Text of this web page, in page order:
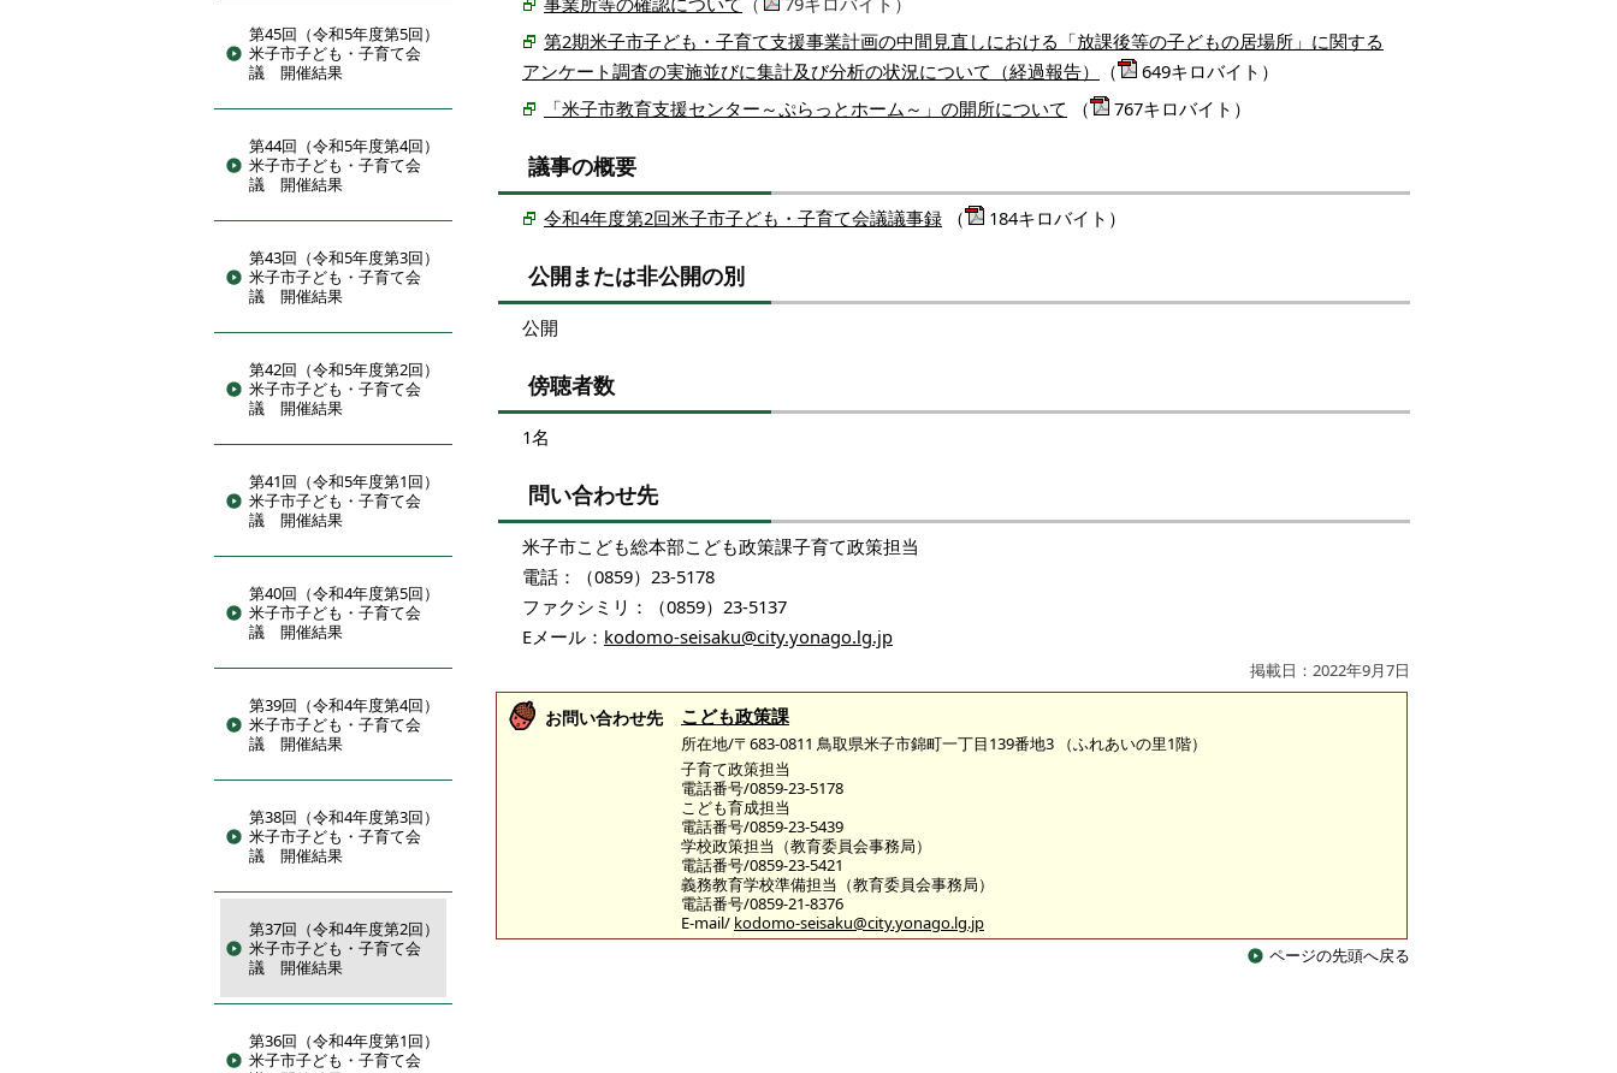
第45回（令和5年度第5回）
米子市子ども・子育て会
議 開催結果
第44回（令和5年度第4回）
米子市子ども・子育て会
議 開催結果
第43回（令和5年度第3回）
米子市子ども・子育て会
議 開催結果
第42回（令和5年度第2回）
米子市子ども・子育て会
議 開催結果
第41回（令和5年度第1回）
米子市子ども・子育て会
議 開催結果
第40回（令和4年度第5回）
米子市子ども・子育て会
議 開催結果
第39回（令和4年度第4回）
米子市子ども・子育て会
議 開催結果
第38回（令和4年度第3回）
米子市子ども・子育て会
議 開催結果
第37回（令和4年度第2回）
米子市子ども・子育て会
議 開催結果
第36回（令和4年度第1回）
米子市子ども・子育て会
第2期米子市子ども・子育て支援事業計画の中間見直しにおける「放課後等の子どもの居場所」に関する
アンケート調査の実施並びに集計及び分析の状況について（経過報告）
（
649キロバイト）
「米子市教育支援センター～ぷらっとホーム～」の開所について （ 767キロバイト）
議事の概要
令和4年度第2回米子市子ども・子育て会議議事録 （ 184キロバイト）
公開または非公開の別
公開
傍聴者数
1名
問い合わせ先
米子市こども総本部こども政策課子育て政策担当
電話：（0859）23-5178
ファクシミリ：（0859）23-5137
Eメール： kodomo-seisaku@city.yonago.lg.jp
掲載日：2022年9月7日
お問い合わせ先 こども政策課
所在地/〒683-0811 鳥取県米子市錦町一丁目139番地3 （ふれあいの里1階）
子育て政策担当
電話番号/0859-23-5178
こども育成担当
電話番号/0859-23-5439
学校政策担当（教育委員会事務局）
電話番号/0859-23-5421
義務教育学校準備担当（教育委員会事務局）
電話番号/0859-21-8376
E-mail/ kodomo-seisaku@city.yonago.lg.jp
ページの先頭へ戻る